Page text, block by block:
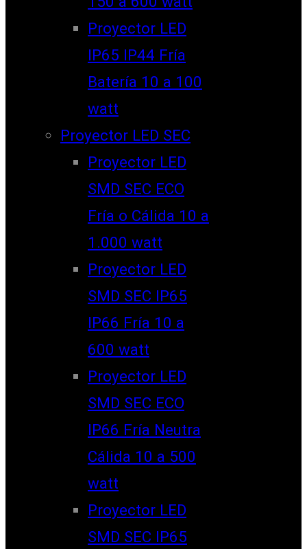
Proyector LED
IP65 IP44 Fría
Batería 10 a 100
watt
Proyector LED SEC
Proyector LED
SMD SEC ECO
Fría o Cálida 10 a
1.000 watt
Proyector LED
SMD SEC IP65
IP66 Fría 10 a
600 watt
Proyector LED
SMD SEC ECO
IP66 Fría Neutra
Cálida 10 a 500
watt
Proyector LED
SMD SEC IP65